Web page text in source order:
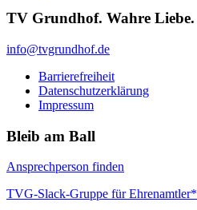
TV Grundhof. Wahre Liebe.
info@tvgrundhof.de
Barrierefreiheit
Datenschutzerklärung
Impressum
Bleib am Ball
Ansprechperson finden
TVG-Slack-Gruppe für